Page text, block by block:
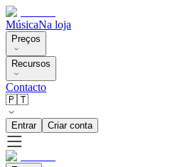
MúsicaNa loja
Preços
Recursos
Contacto
🇵🇹
Entrar Criar conta